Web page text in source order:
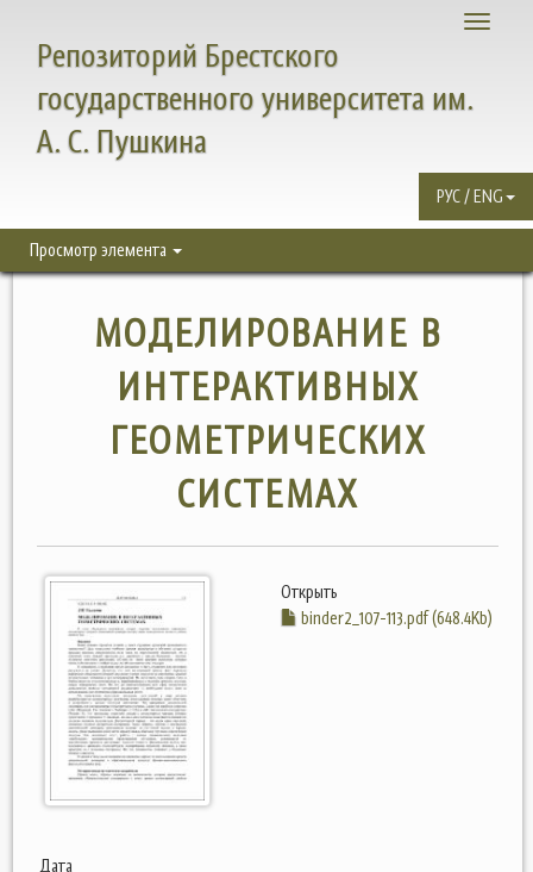
Toggle
Репозиторий Брестского
государственного университета им.
А. С. Пушкина
РУС / ENG
Просмотр элемента
МОДЕЛИРОВАНИЕ В
ИНТЕРАКТИВНЫХ
ГЕОМЕТРИЧЕСКИХ
СИСТЕМАХ
Открыть
binder2_107-113.pdf (648.4Kb)
Дата